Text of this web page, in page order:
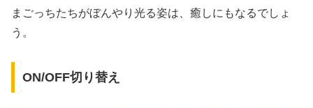
まごっちたちがぼんやり光る姿は、癒しにもなるでしょ
う。
ON/OFF切り替え